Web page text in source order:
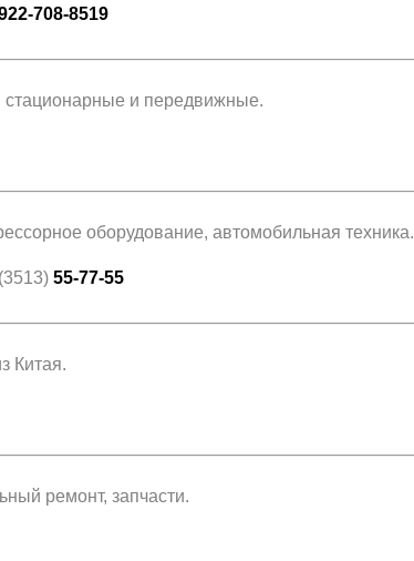
708-8519
и передвижные.
оборудование, автомобильная техника.
55-77-55
Китая.
ремонт, запчасти.